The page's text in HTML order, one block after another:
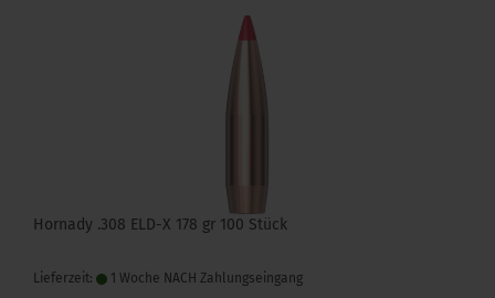
Hornady .308 ELD-X 178 gr 100 Stück
Lieferzeit: 1 Woche NACH Zahlungseingang